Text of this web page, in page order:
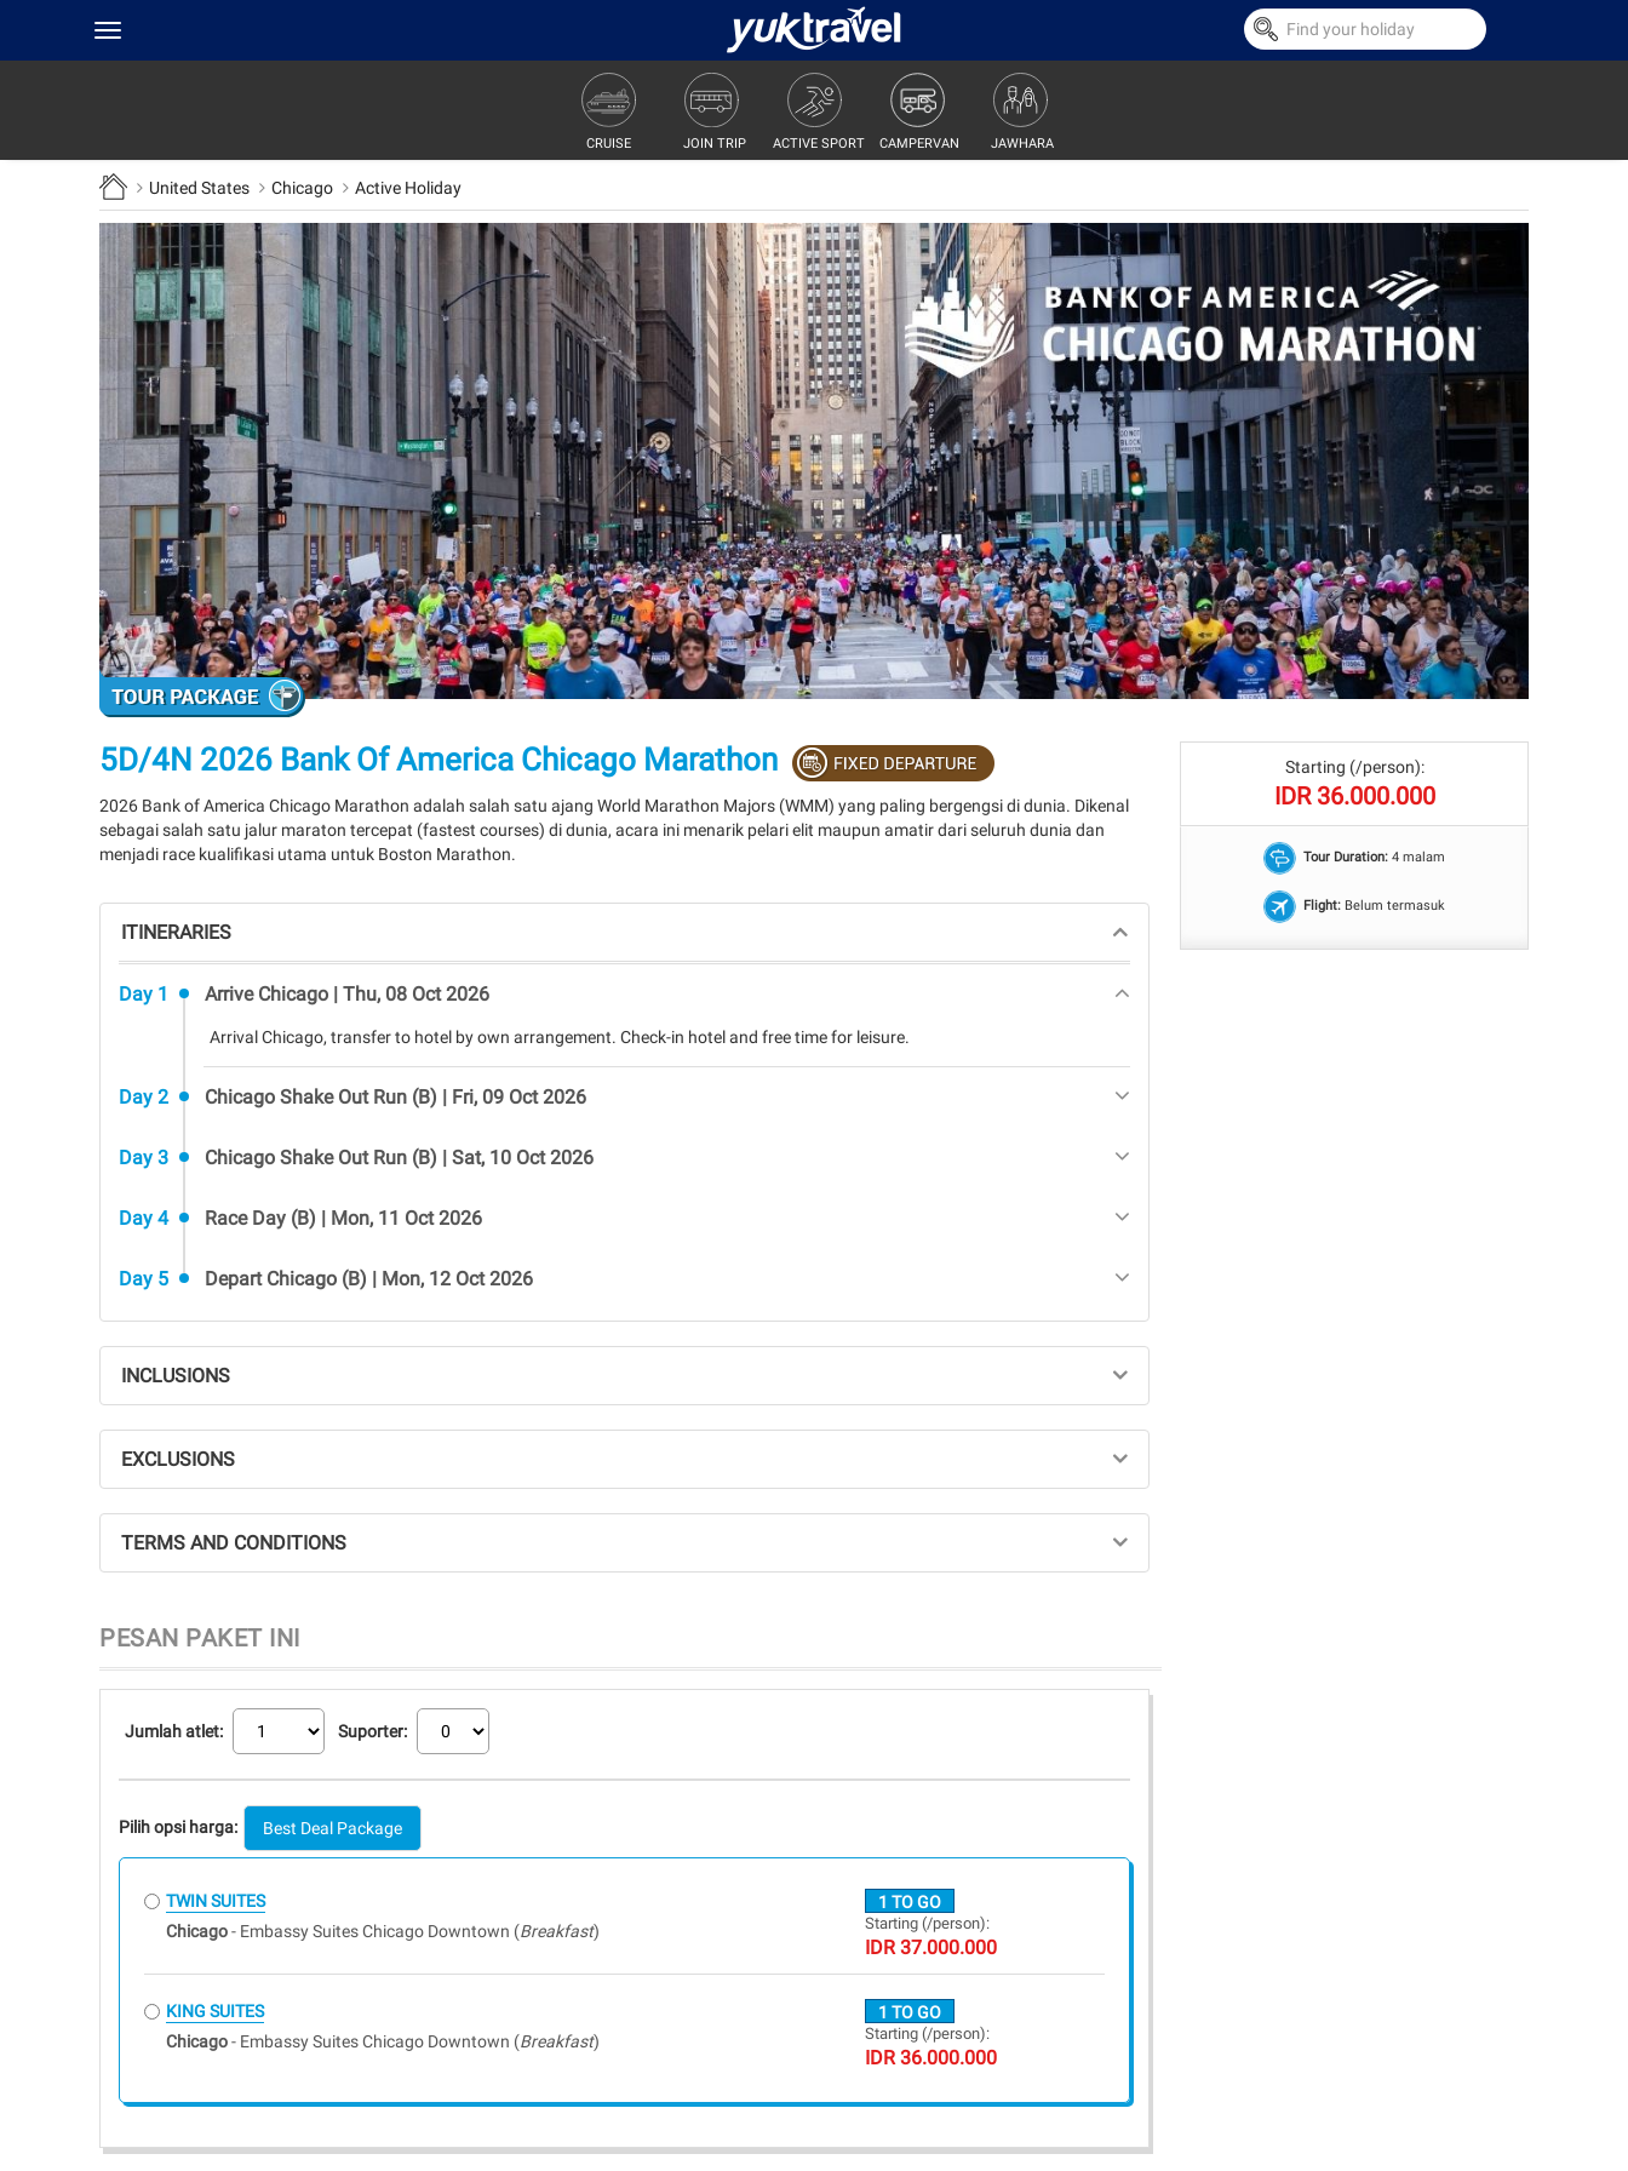
Toggle
navigation
CRUISE JOIN TRIP ACTIVE SPORT CAMPERVAN JAWHARA
United States Chicago Active Holiday
5D/4N 2026 Bank Of America Chicago Marathon
2026 Bank of America Chicago Marathon adalah salah satu ajang World Marathon Majors (WMM) yang paling bergengsi di dunia. Dikenal
sebagai salah satu jalur maraton tercepat (fastest courses) di dunia, acara ini menarik pelari elit maupun amatir dari seluruh dunia dan
menjadi race kualifikasi utama untuk Boston Marathon.
ITINERARIES
Day 1 Arrive Chicago | Thu, 08 Oct 2026
Arrival Chicago, transfer to hotel by own arrangement. Check-in hotel and free time for leisure.
Day 2 Chicago Shake Out Run (B) | Fri, 09 Oct 2026
Day 3 Chicago Shake Out Run (B) | Sat, 10 Oct 2026
Day 4 Race Day (B) | Mon, 11 Oct 2026
Day 5 Depart Chicago (B) | Mon, 12 Oct 2026
INCLUSIONS
EXCLUSIONS
TERMS AND CONDITIONS
PESAN PAKET INI
Jumlah atlet: Suporter:
Pilih opsi harga: Best Deal Package
TWIN SUITES
Chicago- Embassy Suites Chicago Downtown (Breakfast)
1 TO GO
Starting (/person):
IDR 37.000.000
KING SUITES
Chicago- Embassy Suites Chicago Downtown (Breakfast)
1 TO GO
Starting (/person):
IDR 36.000.000
Starting (/person):
IDR 36.000.000
Tour Duration:4 malam
Flight:Belum termasuk